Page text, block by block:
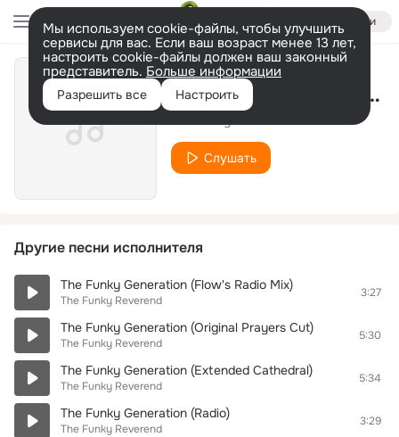
Войти
Мы используем cookie-файлы, чтобы улучшить
сервисы для вас. Если ваш возраст менее 13 лет,
настроить cookie-файлы должен ваш законный
представитель. Больше информации
Разрешить все Настроить The Funky Generation (Judge Flow Rmx)
Слушать
Другие песни исполнителя
The Funky Generation (Flow's Radio Mix)
The Funky Reverend
3:27
The Funky Generation (Original Prayers Cut)
The Funky Reverend
5:30
The Funky Generation (Extended Cathedral)
The Funky Reverend
5:34
The Funky Generation (Radio)
The Funky Reverend
3:29